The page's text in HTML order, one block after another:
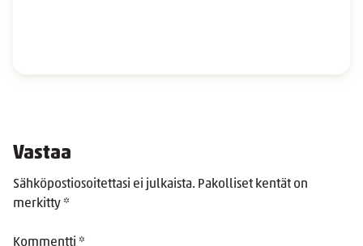
Vastaa
Sähköpostiosoitettasi ei julkaista. Pakolliset kentät on
merkitty *
Kommentti *